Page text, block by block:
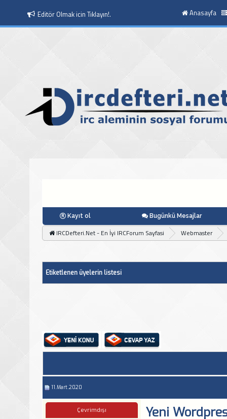
Editör Olmak icin Tıklayın!.
Moderatör Olmak icin Tıklayın!.
Anasayfa
Kayıt ol Bugünkü Mesajlar
IRCDefteri.Net - En İyi IRCForum Sayfasi Webmaster
Etiketlenen üyelerin listesi
11.Mart.2020
Çevrimdışı Yeni